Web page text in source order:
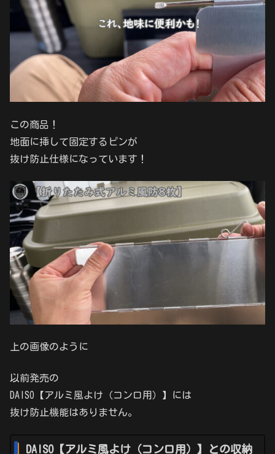
この商品！
地面に挿して固定するピンが
抜け防止仕様になっています！
上の画像のように
以前発売の
DAISO【アルミ風よけ（コンロ用）】には
抜け防止機能はありません。
DAISO【アルミ風よけ（コンロ用）】との収納